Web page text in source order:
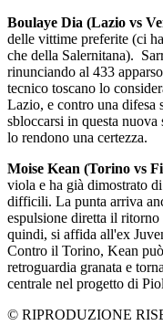
Boulaye Dia (Lazio vs
delle vittime preferite (ci
che della Salernitana).
rinunciando al 433
tecnico toscano lo
Lazio, e contro una difesa
sbloccarsi in questa
lo rendono una certezza.
Moise Kean (Torino vs
viola e ha già dimostrato
difficili. La punta arriva
espulsione diretta il
quindi, si affida all'ex
Contro il Torino, Kean
retroguardia granata e
centrale nel progetto di
© RIPRODUZIONE